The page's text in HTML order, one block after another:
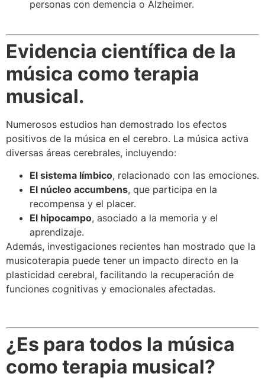
personas con demencia o Alzheimer.
Evidencia científica de la
música como terapia
musical.
Numerosos estudios han demostrado los efectos
positivos de la música en el cerebro. La música activa
diversas áreas cerebrales, incluyendo:
El sistema límbico, relacionado con las emociones.
El núcleo accumbens, que participa en la
recompensa y el placer.
El hipocampo, asociado a la memoria y el
aprendizaje.
Además, investigaciones recientes han mostrado que la
musicoterapia puede tener un impacto directo en la
plasticidad cerebral, facilitando la recuperación de
funciones cognitivas y emocionales afectadas.
¿Es para todos la música
como terapia musical?